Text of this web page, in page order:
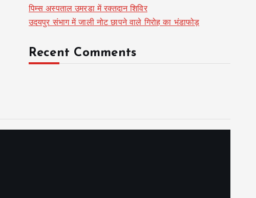
पिम्स अस्पताल उमरडा में रक्तदान शिविर
उदयपुर संभाग में जाली नोट छापने वाले गिरोह का भंडाफोड़
Recent Comments